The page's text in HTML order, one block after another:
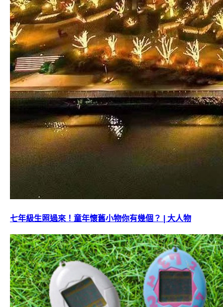
七年級生照過來！童年懷舊小物你有幾個？ | 大人物